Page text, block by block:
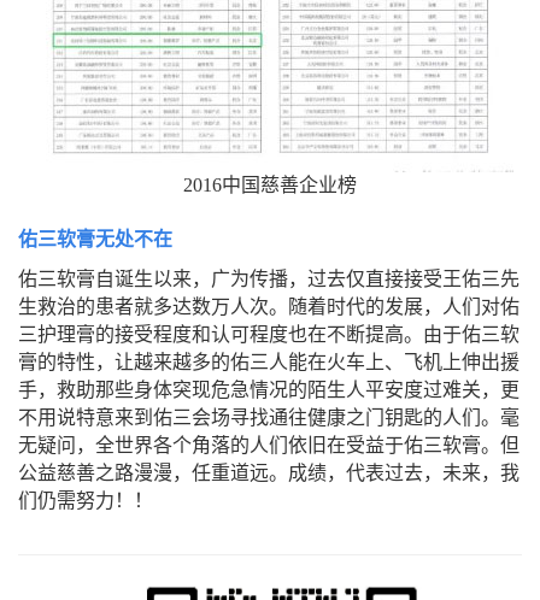
2016中国慈善企业榜
佑三软膏无处不在
佑三软膏自诞生以来，广为传播，过去仅直接接受王佑三先
生救治的患者就多达数万人次。随着时代的发展，人们对佑
三护理膏的接受程度和认可程度也在不断提高。由于佑三软
膏的特性，让越来越多的佑三人能在火车上、飞机上伸出援
手，救助那些身体突现危急情况的陌生人平安度过难关，更
不用说特意来到佑三会场寻找通往健康之门钥匙的人们。毫
无疑问，全世界各个角落的人们依旧在受益于佑三软膏。但
公益慈善之路漫漫，任重道远。成绩，代表过去，未来，我
们仍需努力！！